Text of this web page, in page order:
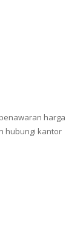
harga
hubungi kantor